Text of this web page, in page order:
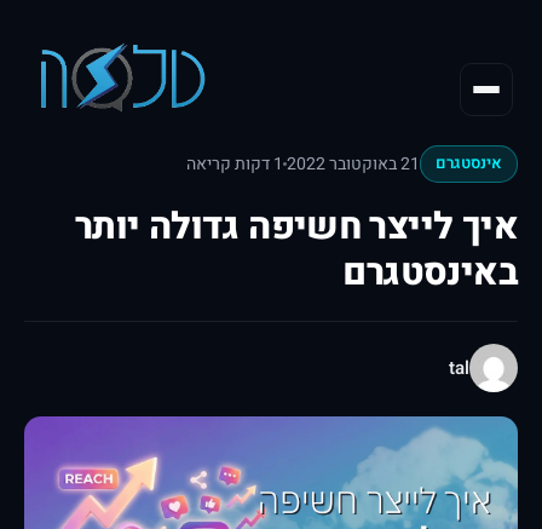
אינסטגרם 21 באוקטובר 2022 1 דקות קריאה
איך לייצר חשיפה גדולה יותר
באינסטגרם
tal